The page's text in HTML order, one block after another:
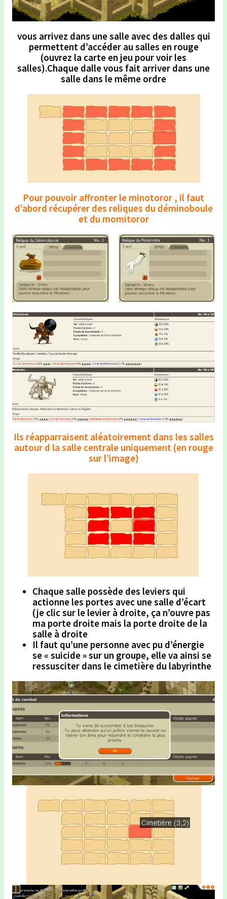
vous arrivez dans une salle avec des dalles qui
permettent d’accéder au salles en rouge
(ouvrez la carte en jeu pour voir les
salles).Chaque dalle vous fait arriver dans une
salle dans le même ordre
Pour pouvoir affronter le minotoror , il faut
d’abord récupérer des reliques du déminoboule
et du momitoror
Ils réapparraisent aléatoirement dans les salles
autour d la salle centrale uniquement (en rouge
sur l’image)
Chaque salle possède des leviers qui
actionne les portes avec une salle d’écart
(je clic sur le levier à droite, ça n’ouvre pas
ma porte droite mais la porte droite de la
salle à droite
Il faut qu’une personne avec pu d’énergie
se « suicide » sur un groupe, elle va ainsi se
ressusciter dans le cimetière du labyrinthe